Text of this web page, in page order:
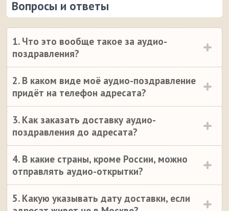
Вопросы и ответы
1. Что это вообще такое за аудио-
поздравления?
2. В каком виде моё аудио-поздравление
придёт на телефон адресата?
3. Как заказать доставку аудио-
поздравления до адресата?
4. В какие страны, кроме России, можно
отправлять аудио-открытки?
5. Какую указывать дату доставки, если